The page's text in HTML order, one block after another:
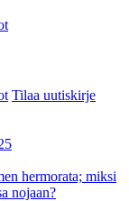
Tilaa uutiskirje
hermorata; miksi
nojaan?